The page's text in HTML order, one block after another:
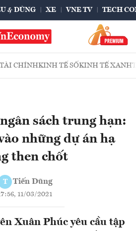
& DÙNG XE VNE TV TECH
TÀI CHÍNHKINH TẾ SỐKINH TẾ XANH
sách trung hạn:
những dự án hạ
then chốt
T Tiến Dũng
11/03/2021
Xuân Phúc yêu cầu tập